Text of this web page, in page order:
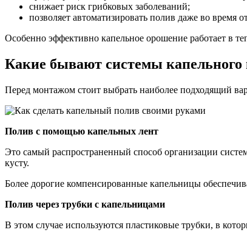
снижает риск грибковых заболеваний;
позволяет автоматизировать полив даже во время
Особенно эффективно капельное орошение работает в
Какие бывают системы капельного
Перед монтажом стоит выбрать наиболее подходящий
Полив с помощью капельных лент
Это самый распространенный способ организации
кусту.
Более дорогие компенсированные капельницы
Полив через трубки с капельницами
В этом случае используются пластиковые трубки, в